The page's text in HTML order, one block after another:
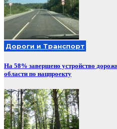
Дороги и Транспорт
На 58% завершено устройство
области по нацпроекту